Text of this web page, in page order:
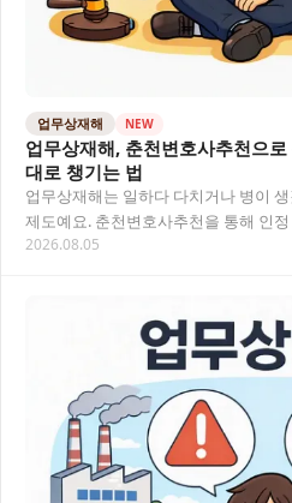
업무상재해 NEW
업무상재해, 춘천변호사추천으
대로 챙기는 법
업무상재해는 일하다 다치거나 병이
제도예요. 춘천변호사추천을 통해 인
적인 조력을 받는 방법을 안내합니다.
2026.08.05